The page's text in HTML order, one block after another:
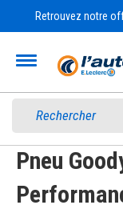
Retrouvez notre
Pneu